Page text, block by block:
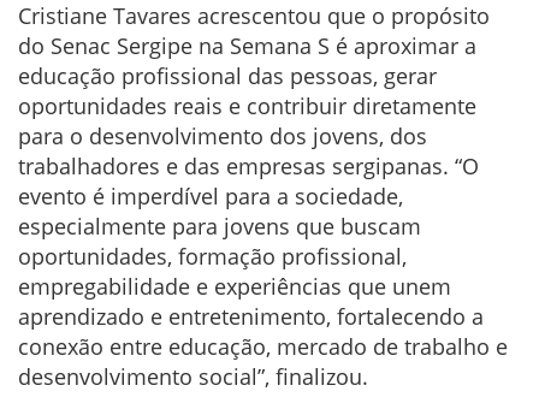
Cristiane Tavares acrescentou que o propósito
do Senac Sergipe na Semana S é aproximar a
educação profissional das pessoas, gerar
oportunidades reais e contribuir diretamente
para o desenvolvimento dos jovens, dos
trabalhadores e das empresas sergipanas. “O
evento é imperdível para a sociedade,
especialmente para jovens que buscam
oportunidades, formação profissional,
empregabilidade e experiências que unem
aprendizado e entretenimento, fortalecendo a
conexão entre educação, mercado de trabalho e
desenvolvimento social”, finalizou.